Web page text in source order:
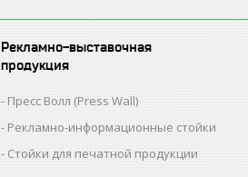
Рекламно-выставочная
продукция
Пресс Волл (Press Wall)
Рекламно-информационные стойки
Стойки для печатной продукции